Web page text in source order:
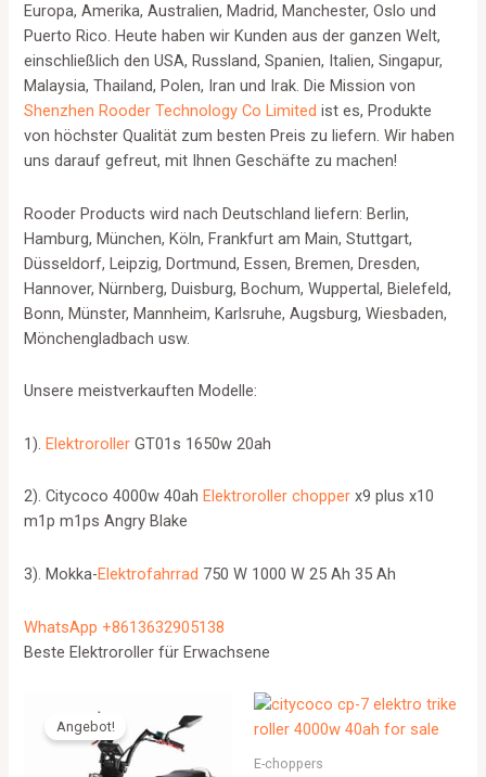
Europa, Amerika, Australien, Madrid, Manchester, Oslo und
Puerto Rico. Heute haben wir Kunden aus der ganzen Welt,
einschließlich den USA, Russland, Spanien, Italien, Singapur,
Malaysia, Thailand, Polen, Iran und Irak. Die Mission von
Shenzhen Rooder Technology Co Limited ist es, Produkte
von höchster Qualität zum besten Preis zu liefern. Wir haben
uns darauf gefreut, mit Ihnen Geschäfte zu machen!
Rooder Products wird nach Deutschland liefern: Berlin,
Hamburg, München, Köln, Frankfurt am Main, Stuttgart,
Düsseldorf, Leipzig, Dortmund, Essen, Bremen, Dresden,
Hannover, Nürnberg, Duisburg, Bochum, Wuppertal, Bielefeld,
Bonn, Münster, Mannheim, Karlsruhe, Augsburg, Wiesbaden,
Mönchengladbach usw.
Unsere meistverkauften Modelle:
1).Elektroroller GT01s 1650w 20ah
2). Citycoco 4000w 40ah Elektroroller chopper x9 plus x10
m1p m1ps Angry Blake
3). Mokka-Elektrofahrrad 750 W 1000 W 25 Ah 35 Ah
WhatsApp +8613632905138
Beste Elektroroller für Erwachsene
Angebot!
E-choppers